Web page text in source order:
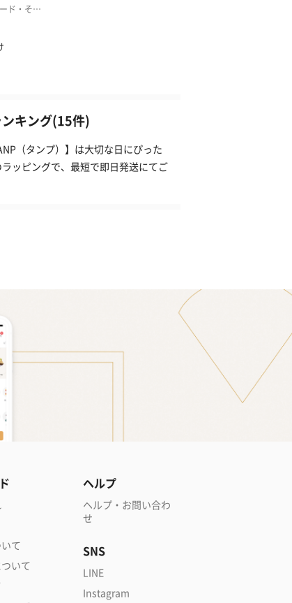
キング(15件)
（タンプ）】は大切な日にぴった
ッピングで、最短で即日発送にてご
て
いて
ヘルプ
ヘルプ・お問い合わ
せ
SNS
LINE
Instagram